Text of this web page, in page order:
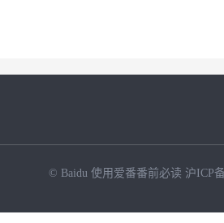
© Baidu 使用爱番番前必读 沪ICP